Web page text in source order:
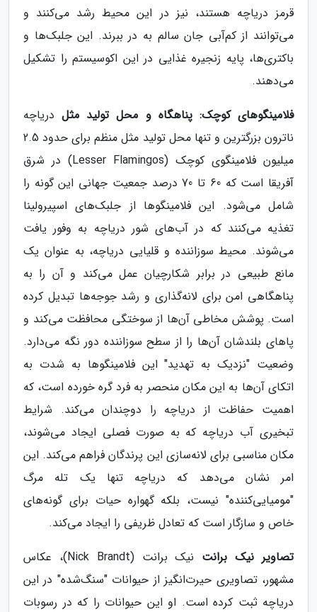
قرمز دریاچه هستند، نیز در این محیط رشد می‌کنند و
می‌توانند از کم‌آبی جان سالم به در ببرند. این جلبک‌ها و
باکتری‌ها، پایه زنجیره غذایی در این اکوسیستم را تشکیل
می‌دهند.
فلامینگوهای کوچک: پناهگاه و محل تولید مثلدریاچه
ناترون بزرگترین و تنها محل تولید مثل منظم برای حدود 2.5
میلیون فلامینگوی کوچک (Lesser Flamingos) در شرق
آفریقا است که 60 تا 70 درصد جمعیت جهانی این گونه را
شامل می‌شود. این فلامینگوها از جلبک‌های اسپیرولینا
تغذیه می‌کنند که در آب‌های شور دریاچه به وفور یافت
می‌شوند. محیط سوزاننده و قلیایی دریاچه، به عنوان یک
مانع طبیعی در برابر شکارچیان عمل می‌کند و آن را به
پناهگاهی امن برای لانه‌گذاری و رشد جوجه‌ها تبدیل کرده
است. پوشش مخاطی آن‌ها از سوختگی محافظت می‌کند و
پاهای بلندشان آن‌ها را از سطح سوزاننده دور نگه می‌دارد.
وضعیت "نزدیک به تهدید" این فلامینگوها به شدت به
اتکای آن‌ها به این مکان منحصر به فرد گره خورده است، که
اهمیت حفاظت از دریاچه را دوچندان می‌کند. شرایط
تبخیری آب دریاچه که به صورت فصلی ایجاد می‌شوند،
مکان مناسبی برای لانه‌سازی این پرندگان فراهم می‌کند. این
امر نشان می‌دهد که دریاچه تنها یک تله مرگ
"مومیایی‌کننده" نیست، بلکه گهواره حیات برای گونه‌های
خاص و سازگار است که تعادل ظریفی را ایجاد می‌کند.
تصاویر نیک برانت
نیک برانت (Nick Brandt)، عکاس
مشهور، تصاویری حیرت‌انگیز از حیوانات "سنگ‌شده" در این
دریاچه ثبت کرده است. او این حیوانات را که در رسوبات